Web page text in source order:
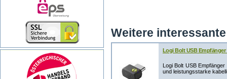
Weitere
Logi Bolt USB Empfänger
Logi Bolt USB
und leistungsstarke